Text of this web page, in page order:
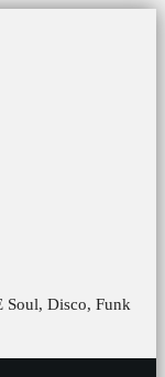
Soul, Disco, Funk